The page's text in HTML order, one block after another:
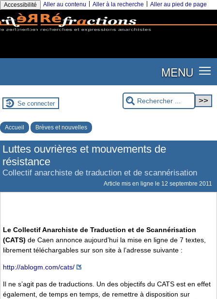
Accessibilité Aller au contenu Aller à la recherche Aller au pied de page
MENU
Se connecter
Accueil Brèves et nouvelles
Luttes ouvrières et mouvements de
résistance
Collectif anarchiste de traduction et de scannérisation
Article mis en ligne le 12 septembre 2011
Le Collectif Anarchiste de Traduction et de Scannérisation
(CATS) de Caen annonce aujourd’hui la mise en ligne de 7 textes,
librement téléchargables sur son site à l’adresse suivante :
http://ablogm.com/cats/
Il ne s’agit pas de traductions. Un des objectifs du CATS est en effet
également, de temps en temps, de remettre à disposition sur